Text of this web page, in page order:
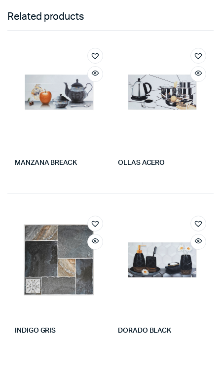
Related products
MANZANA BREACK OLLAS ACERO
INDIGO GRIS DORADO BLACK